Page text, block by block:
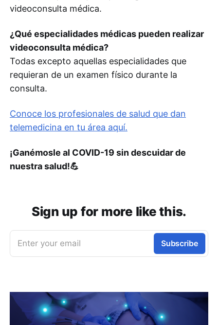
videoconsulta médica.
¿Qué especialidades médicas pueden realizar
videoconsulta médica?
Todas excepto aquellas especialidades que
requieran de un examen físico durante la
consulta.
Conoce los profesionales de salud que dan
telemedicina en tu área aquí.
¡Ganémosle al COVID-19 sin descuidar de
nuestra salud!💪
Sign up for more like this.
Enter your email Subscribe